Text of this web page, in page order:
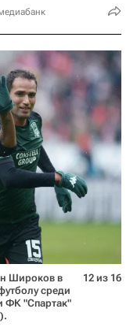
Широков в
среди
ФК "Спартак"
12 из 16